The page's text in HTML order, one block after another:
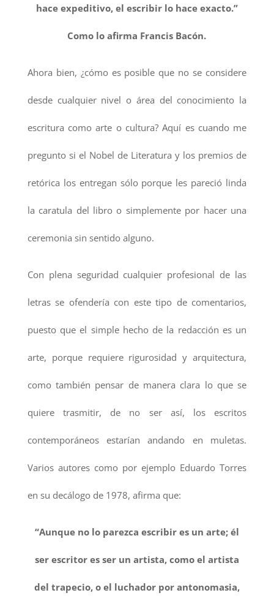
hace expeditivo, el escribir lo hace exacto.”
Como lo afirma Francis Bacón.
Ahora bien, ¿cómo es posible que no se considere
desde cualquier nivel o área del conocimiento la
escritura como arte o cultura? Aquí es cuando me
pregunto si el Nobel de Literatura y los premios de
retórica los entregan sólo porque les pareció linda
la caratula del libro o simplemente por hacer una
ceremonia sin sentido alguno.
Con plena seguridad cualquier profesional de las
letras se ofendería con este tipo de comentarios,
puesto que el simple hecho de la redacción es un
arte, porque requiere rigurosidad y arquitectura,
como también pensar de manera clara lo que se
quiere trasmitir, de no ser así, los escritos
contemporáneos estarían andando en muletas.
Varios autores como por ejemplo Eduardo Torres
en su decálogo de 1978, afirma que:
“Aunque no lo parezca escribir es un arte; él
ser escritor es ser un artista, como el artista
del trapecio, o el luchador por antonomasia,